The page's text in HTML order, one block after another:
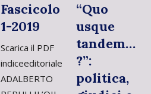
Fascicolo
1-2019
Scarica il PDF
indiceeditoriale
ADALBERTO
“Quo
usque
tandem…
?”:
politica,